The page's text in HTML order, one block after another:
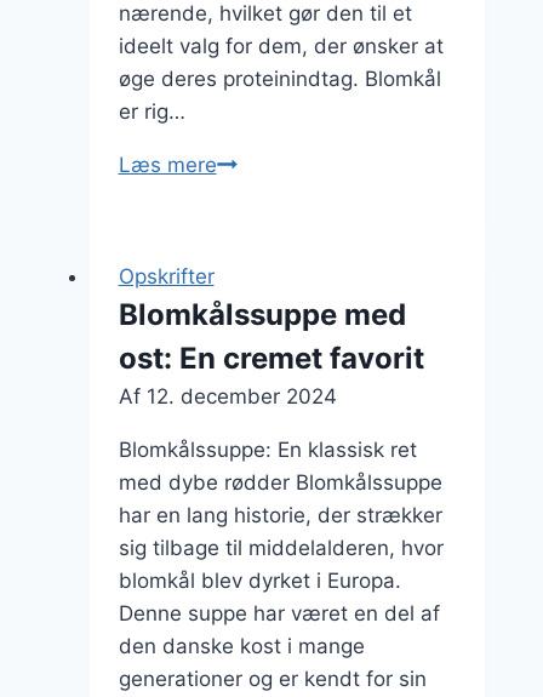
nærende, hvilket gør den til et
ideelt valg for dem, der ønsker at
øge deres proteinindtag. Blomkål
er rig…
Læs mereBlomkålssuppe
proteinboost
Opskrifter
Blomkålssuppe med
ost: En cremet favorit
Af 12. december 2024
Blomkålssuppe: En klassisk ret
med dybe rødder Blomkålssuppe
har en lang historie, der strækker
sig tilbage til middelalderen, hvor
blomkål blev dyrket i Europa.
Denne suppe har været en del af
den danske kost i mange
generationer og er kendt for sin